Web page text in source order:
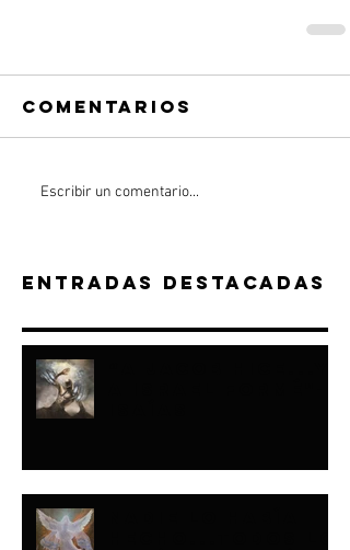
Comentarios
Escribir un comentario...
Entradas destacadas